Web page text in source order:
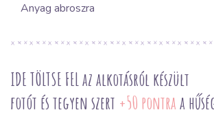
Anyag abroszra
IDE TÖLTSE FEL az alkotásról készült
fotót és tegyen szert +50 pontraa